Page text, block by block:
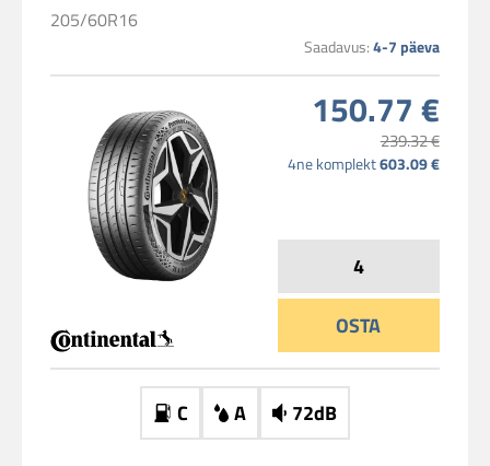
205/60R16
Saadavus: 4-7 päeva
150.77 €
239.32 €
4ne komplekt603.09 €
OSTA
C A 72dB